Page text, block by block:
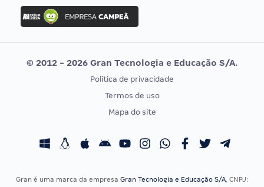
Concurso Ibama
Concurso MPU
Editais publicados
Vunesp
CONCURSOS POR PROFISSÃO
Concursos Fiscais
EXAME DE ORDEM
Calendário OAB
© 2012 - 2026 Gran Tecnologia e Educação S/A.
Política de privacidade
Termos de uso
Mapa do site
Gran é uma marca da empresa Gran Tecnologia e Educação S/A, CNPJ: